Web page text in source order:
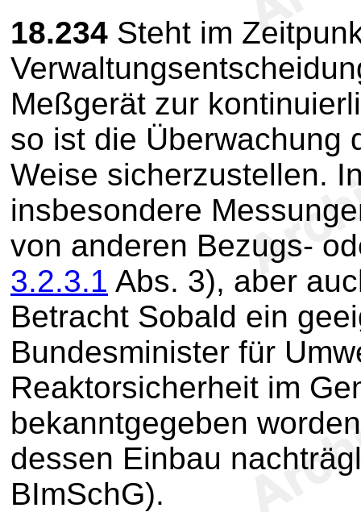
18.234 Steht im
Meßgerät zur
so ist die Überwachung
Weise sicherzustellen.
insbesondere
von anderen Bezugs-
3.2.3.1 Abs. 3), aber
Betracht Sobald ein
Bundesminister für
Reaktorsicherheit im
bekanntgegeben
dessen Einbau
BImSchG).